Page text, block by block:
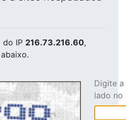
do IP 216.73.216.60,
Digite
lado no